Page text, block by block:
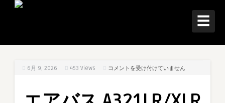
☰
6月 9, 2026 453 Views
エ
ス
コメントを受け付けていません